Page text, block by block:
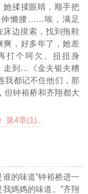
她揉揉眼睛，顺手把
伸懒腰……唉，满足
边摸索，找到拖鞋
爽，好多年了，她差
打个呵欠、扭扭身
到 …《金夫银夫糟
我都记不住他们，那
但钟裕桥和齐翔都大
第4章(1)..
谁的味道”钟裕桥进一
媽媽的味道。”齐翔